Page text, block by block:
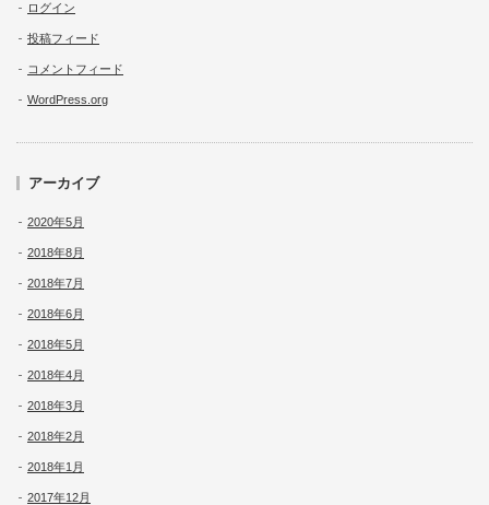
ログイン
投稿フィード
コメントフィード
WordPress.org
アーカイブ
2020年5月
2018年8月
2018年7月
2018年6月
2018年5月
2018年4月
2018年3月
2018年2月
2018年1月
2017年12月